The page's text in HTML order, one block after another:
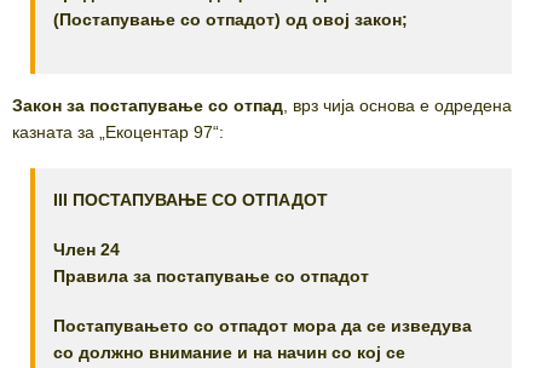
(Постапување со отпадот) од овој закон;
Закон за постапување со отпад, врз чија основа е одредена
казната за „Екоцентар 97“:
III ПОСТАПУВАЊЕ СО ОТПАДОТ
Член 24
Правила за постапување со отпадот
Постапувањето со отпадот мора да се изведува
со должно внимание и на начин со кој се